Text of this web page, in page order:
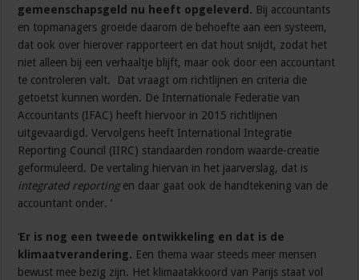
gemeenschapsgeld nu heeft opgeleverd. Bij accountants
en topmanagers groeide daarom de behoefte aan een systeem,
dat ook over hierover rapporteert en dat hout snijdt, zodat het
niet alleen bij een verhaaltje blijft, maar ook door een accountant
te controleren valt. Dat vraagt om richtlijnen en criteria die
getoetst kunnen worden. De Internationale Federatie van
Accountants (IFAC) heeft hiervoor in 2015 richtlijnen
uitgevaardigd. Vervolgens heeft International Integratie
Reporting Council (IIRC) standaarden rondom waarde-creatie
geformuleerd. De vertaling hiervan in het jaarverslag, dat is
integrated reporting en daar gaat ook de handtekening van de
accountant onder. ’
‘Er is nog een tweede ontwikkeling en dat is de
klimaatverandering. Een thema waar steeds meer mensen
bewust mee bezig zijn. Het klimaatakkoord van Parijs staat vol